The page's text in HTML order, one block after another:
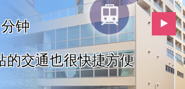
钟
的交通也很快捷方便